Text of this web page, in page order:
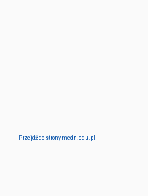
Przejdź do strony mcdn.edu.pl